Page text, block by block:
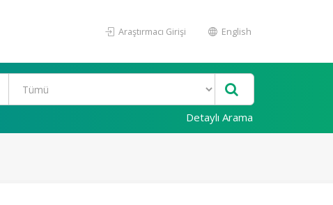
Araştırmacı Girişi English
Detaylı Arama